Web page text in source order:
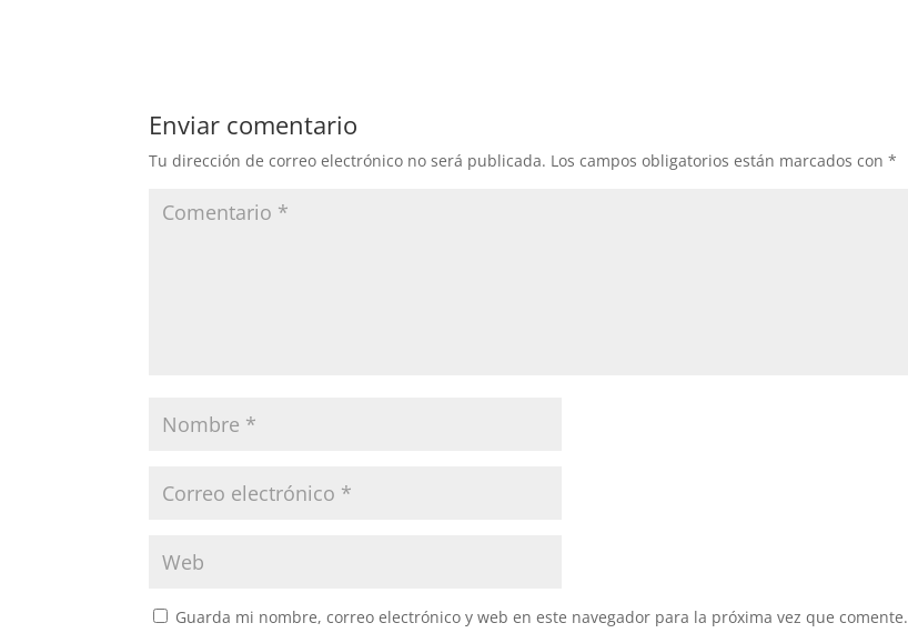
Enviar comentario
Tu dirección de correo electrónico no será publicada. Los campos obligatorios están marcados con*
Guarda mi nombre, correo electrónico y web en este navegador para la próxima vez que comente.